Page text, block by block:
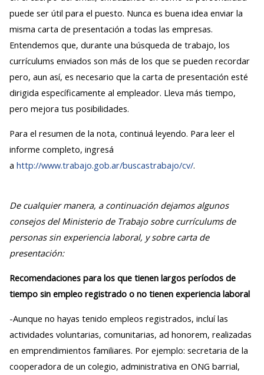
puede ser útil para el puesto. Nunca es buena idea enviar la
misma carta de presentación a todas las empresas.
Entendemos que, durante una búsqueda de trabajo, los
currículums enviados son más de los que se pueden recordar
pero, aun así, es necesario que la carta de presentación esté
dirigida específicamente al empleador. Lleva más tiempo,
pero mejora tus posibilidades.
Para el resumen de la nota, continuá leyendo. Para leer el
informe completo, ingresá
a http://www.trabajo.gob.ar/buscastrabajo/cv/.
De cualquier manera, a continuación dejamos algunos
consejos del Ministerio de Trabajo sobre currículums de
personas sin experiencia laboral, y sobre carta de
presentación:
Recomendaciones para los que tienen largos períodos de
tiempo sin empleo registrado o no tienen experiencia laboral
-Aunque no hayas tenido empleos registrados, incluí las
actividades voluntarias, comunitarias, ad honorem, realizadas
en emprendimientos familiares. Por ejemplo: secretaria de la
cooperadora de un colegio, administrativa en ONG barrial,